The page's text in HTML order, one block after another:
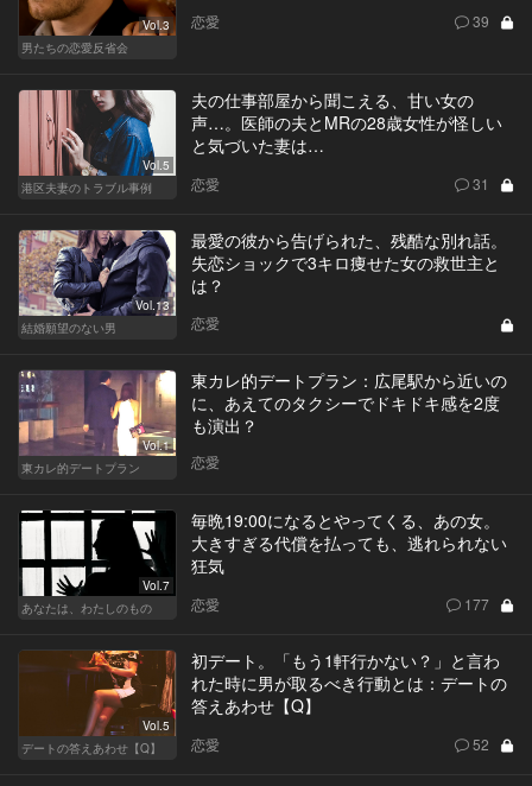
Vol.3
男たちの恋愛反省会
恋愛 39
Vol.5
港区夫妻のトラブル事例
夫の仕事部屋から聞こえる、甘い女の
声…。医師の夫とMRの28歳女性が怪しい
と気づいた妻は…
恋愛 31
Vol.13
結婚願望のない男
最愛の彼から告げられた、残酷な別れ話。
失恋ショックで3キロ痩せた女の救世主と
は？
恋愛
Vol.1
東カレ的デートプラン
東カレ的デートプラン：広尾駅から近いの
に、あえてのタクシーでドキドキ感を2度
も演出？
恋愛
Vol.7
あなたは、わたしのもの
毎晩19:00になるとやってくる、あの女。
大きすぎる代償を払っても、逃れられない
狂気
恋愛 177
Vol.5
デートの答えあわせ【Q】
初デート。「もう1軒行かない？」と言わ
れた時に男が取るべき行動とは：デートの
答えあわせ【Q】
恋愛 52